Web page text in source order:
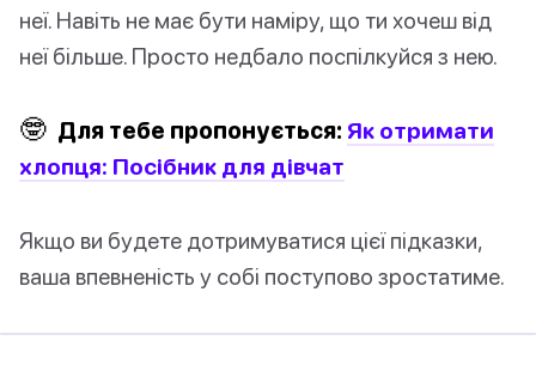
неї. Навіть не має бути наміру, що ти хочеш від
неї більше. Просто недбало поспілкуйся з нею.
🤓 Для тебе пропонується: Як отримати
хлопця: Посібник для дівчат
Якщо ви будете дотримуватися цієї підказки,
ваша впевненість у собі поступово зростатиме.